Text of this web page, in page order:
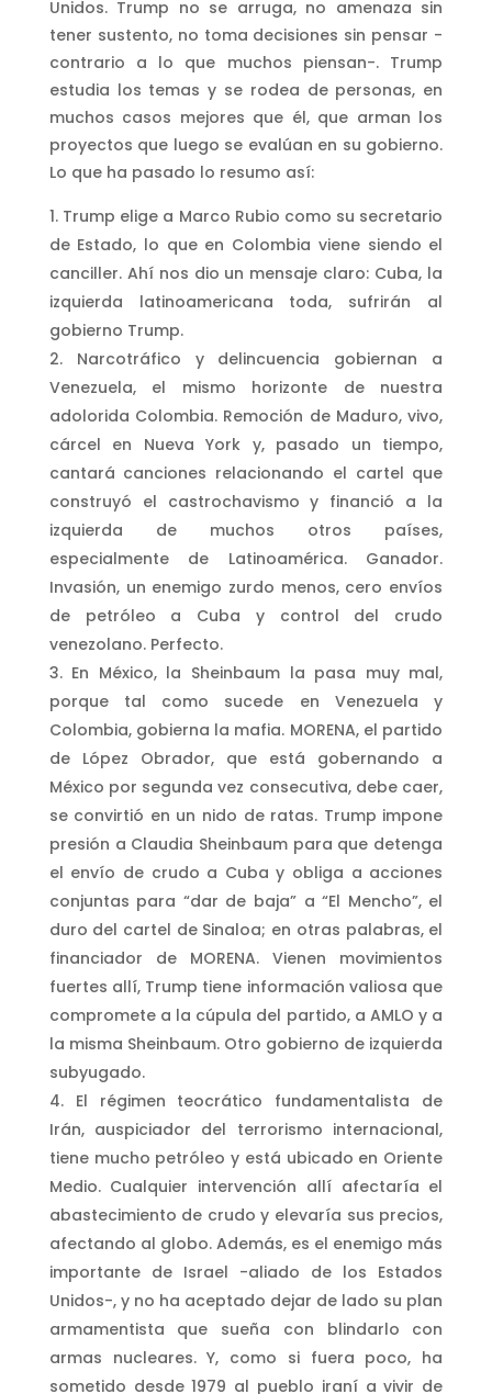
Unidos. Trump no se arruga, no amenaza sin
tener sustento, no toma decisiones sin pensar -
contrario a lo que muchos piensan-. Trump
estudia los temas y se rodea de personas, en
muchos casos mejores que él, que arman los
proyectos que luego se evalúan en su gobierno.
Lo que ha pasado lo resumo así:
Trump elige a Marco Rubio como su secretario
de Estado, lo que en Colombia viene siendo el
canciller. Ahí nos dio un mensaje claro: Cuba, la
izquierda latinoamericana toda, sufrirán al
gobierno Trump.
Narcotráfico y delincuencia gobiernan a
Venezuela, el mismo horizonte de nuestra
adolorida Colombia. Remoción de Maduro, vivo,
cárcel en Nueva York y, pasado un tiempo,
cantará canciones relacionando el cartel que
construyó el castrochavismo y financió a la
izquierda de muchos otros países,
especialmente de Latinoamérica. Ganador.
Invasión, un enemigo zurdo menos, cero envíos
de petróleo a Cuba y control del crudo
venezolano. Perfecto.
En México, la Sheinbaum la pasa muy mal,
porque tal como sucede en Venezuela y
Colombia, gobierna la mafia. MORENA, el partido
de López Obrador, que está gobernando a
México por segunda vez consecutiva, debe caer,
se convirtió en un nido de ratas. Trump impone
presión a Claudia Sheinbaum para que detenga
el envío de crudo a Cuba y obliga a acciones
conjuntas para “dar de baja” a “El Mencho”, el
duro del cartel de Sinaloa; en otras palabras, el
financiador de MORENA. Vienen movimientos
fuertes allí, Trump tiene información valiosa que
compromete a la cúpula del partido, a AMLO y a
la misma Sheinbaum. Otro gobierno de izquierda
subyugado.
El régimen teocrático fundamentalista de
Irán, auspiciador del terrorismo internacional,
tiene mucho petróleo y está ubicado en Oriente
Medio. Cualquier intervención allí afectaría el
abastecimiento de crudo y elevaría sus precios,
afectando al globo. Además, es el enemigo más
importante de Israel -aliado de los Estados
Unidos-, y no ha aceptado dejar de lado su plan
armamentista que sueña con blindarlo con
armas nucleares. Y, como si fuera poco, ha
sometido desde 1979 al pueblo iraní a vivir de